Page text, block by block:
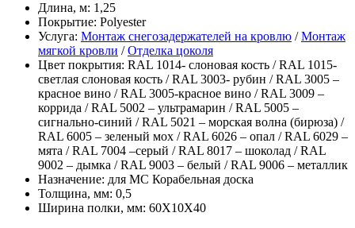
Длина, м: 1,25
Покрытие: Polyester
Услуга: Монтаж снегозадержателей на кровлю /Монтаж
мягкой кровли /Отделка цоколя
Цвет покрытия: RAL 1014- слоновая кость / RAL 1015-
светлая слоновая кость / RAL 3003- рубин / RAL 3005 –
красное вино / RAL 3005-красное вино / RAL 3009 –
коррида / RAL 5002 – ультрамарин / RAL 5005 –
сигнально-синий / RAL 5021 – морская волна (бирюза) /
RAL 6005 – зеленый мох / RAL 6026 – опал / RAL 6029 –
мята / RAL 7004 –серый / RAL 8017 – шоколад / RAL
9002 – дымка / RAL 9003 – белый / RAL 9006 – металлик
Назначение: для МС Корабельная доска
Толщина, мм: 0,5
Ширина полки, мм: 60Х10Х40